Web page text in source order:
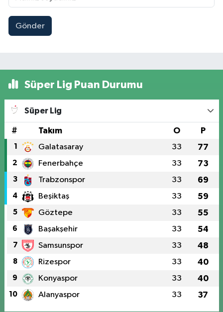
Gönder
Süper Lig Puan Durumu
Süper Lig
# Takım O P
1 Galatasaray 33 77
2 Fenerbahçe 33 73
3 Trabzonspor 33 69
4 Beşiktaş 33 59
5 Göztepe 33 55
6 Başakşehir 33 54
7 Samsunspor 33 48
8 Rizespor 33 40
9 Konyaspor 33 40
10 Alanyaspor 33 37